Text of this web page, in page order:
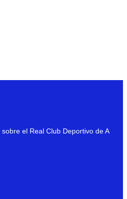
sobre el Real Club Deportivo de A